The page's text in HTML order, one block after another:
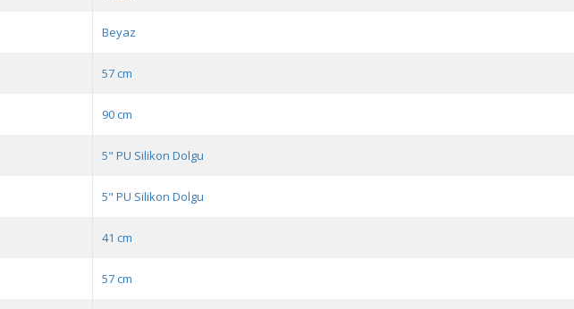
Beyaz
57 cm
90 cm
5" PU Silikon Dolgu
5" PU Silikon Dolgu
41 cm
57 cm